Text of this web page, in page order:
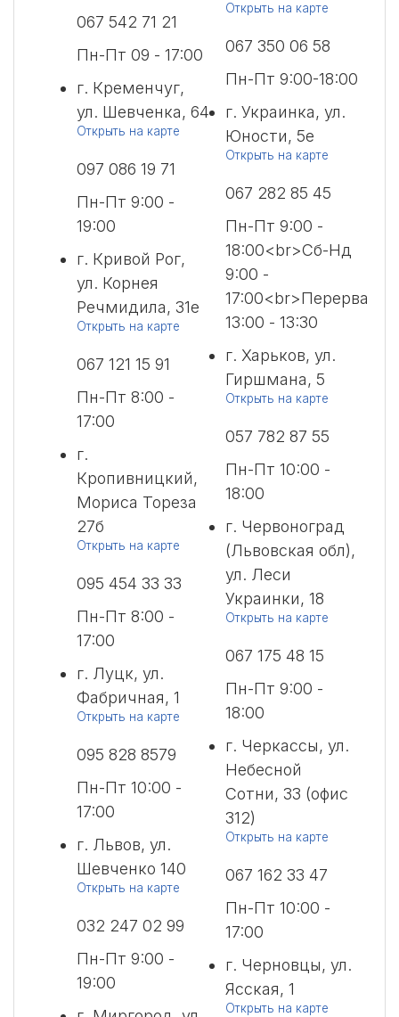
067 542 71 21
Пн-Пт 09 - 17:00
г. Кременчуг,
ул. Шевченка, 64
Открыть на карте
097 086 19 71
Пн-Пт 9:00 -
19:00
г. Кривой Рог,
ул. Корнея
Речмидила, 31е
Открыть на карте
067 121 15 91
Пн-Пт 8:00 -
17:00
г.
Кропивницкий,
Мориса Тореза
27б
Открыть на карте
095 454 33 33
Пн-Пт 8:00 -
17:00
г. Луцк, ул.
Фабричная, 1
Открыть на карте
095 828 8579
Пн-Пт 10:00 -
17:00
г. Львов, ул.
Шевченко 140
Открыть на карте
032 247 02 99
Пн-Пт 9:00 -
19:00
Открыть на карте
067 350 06 58
Пн-Пт 9:00-18:00
г. Украинка, ул.
Юности, 5е
Открыть на карте
067 282 85 45
Пн-Пт 9:00 -
18:00<br>Сб-Нд
9:00 -
17:00<br>Перерва
13:00 - 13:30
г. Харьков, ул.
Гиршмана, 5
Открыть на карте
057 782 87 55
Пн-Пт 10:00 -
18:00
г. Червоноград
(Львовская обл),
ул. Леси
Украинки, 18
Открыть на карте
067 175 48 15
Пн-Пт 9:00 -
18:00
г. Черкассы, ул.
Небесной
Сотни, 33 (офис
312)
Открыть на карте
067 162 33 47
Пн-Пт 10:00 -
17:00
г. Черновцы, ул.
Ясская, 1
Открыть на карте